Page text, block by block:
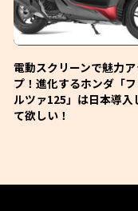
電動スクリーンで魅力ア
プ！進化するホンダ「フ
ルツァ125」は日本導入
て欲しい！